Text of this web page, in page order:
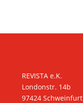
REVISTA e.K.
Londonstr. 14b
97424 Schweinfurt